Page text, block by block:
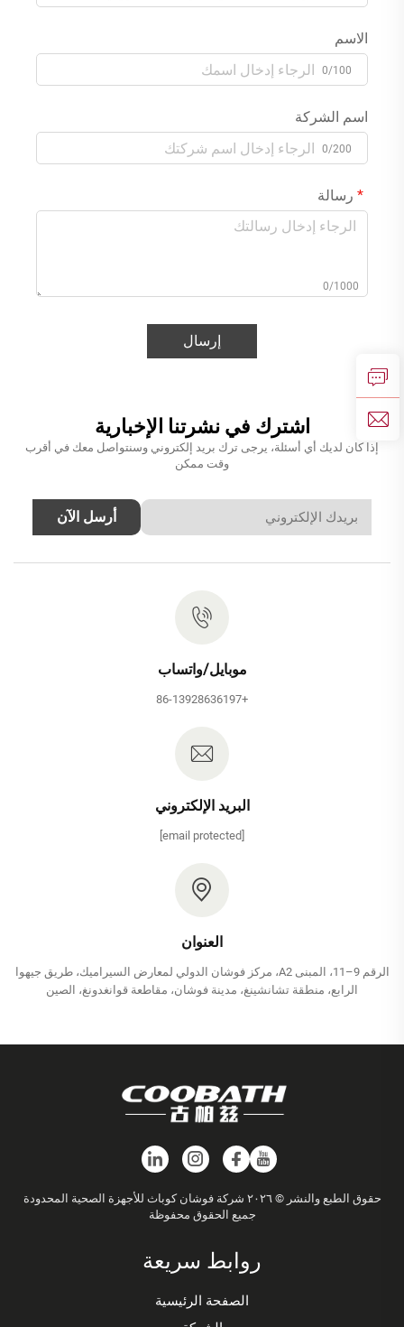
الاسم
0/100
اسم الشركة
0/200
رسالة
0/1000
إرسال
اشترك في نشرتنا الإخبارية
إذا كان لديك أي أسئلة، يرجى ترك بريد إلكتروني وسنتواصل معك في أقرب
وقت ممكن
أرسل الآن
موبايل/واتساب
+86-13928636197
البريد الإلكتروني
العنوان
الرقم 9–11، المبنى A2، مركز فوشان الدولي لمعارض السيراميك، طريق جيهوا
الرابع، منطقة تشانشينغ، مدينة فوشان، مقاطعة قوانغدونغ، الصين
حقوق الطبع والنشر © ٢٠٢٦ شركة فوشان كوباث للأجهزة الصحية المحدودة
جميع الحقوق محفوظة
روابط سريعة
الصفحة الرئيسية